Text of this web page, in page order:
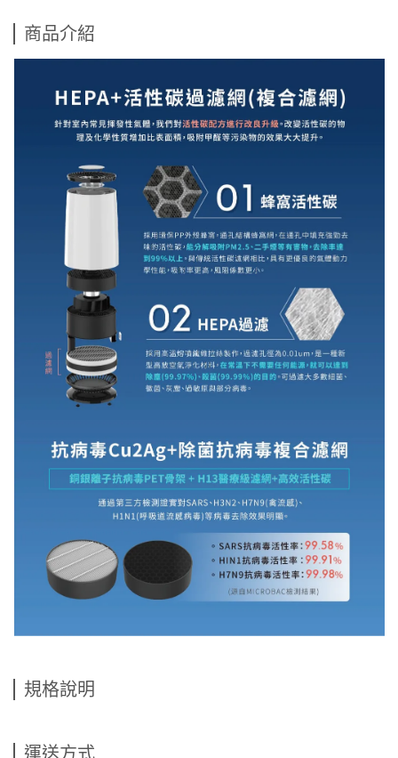
商品介紹
規格說明
運送方式